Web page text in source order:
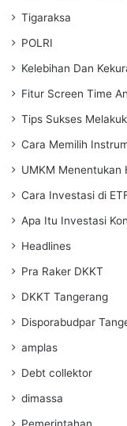
Tigaraksa
POLRI
Kelebihan Dan
Fitur Screen Time
Tips Sukses
Cara Memilih
UMKM Menentukan
Cara Investasi di
Apa Itu Investasi
Headlines
Pra Raker DKKT
DKKT Tangerang
Disporabudpar
amplas
Debt collektor
dimassa